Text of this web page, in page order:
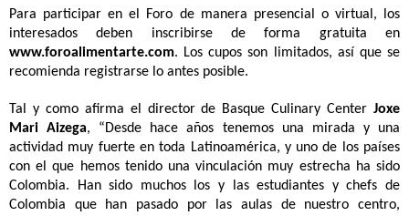
Para participar en el Foro de manera presencial o virtual, los
interesados deben inscribirse de forma gratuita en
www.foroalimentarte.com. Los cupos son limitados, así que se
recomienda registrarse lo antes posible.
Tal y como afirma el director de Basque Culinary Center Joxe
Mari Aizega, “Desde hace años tenemos una mirada y una
actividad muy fuerte en toda Latinoamérica, y uno de los países
con el que hemos tenido una vinculación muy estrecha ha sido
Colombia. Han sido muchos los y las estudiantes y chefs de
Colombia que han pasado por las aulas de nuestro centro,